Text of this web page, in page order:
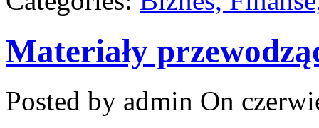
Materiały
Posted by admin On